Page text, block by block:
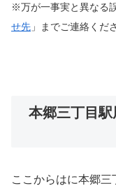
※万が一事実と異なる
せ先 」までご連絡くだ
本郷三丁目
ここからはに本郷